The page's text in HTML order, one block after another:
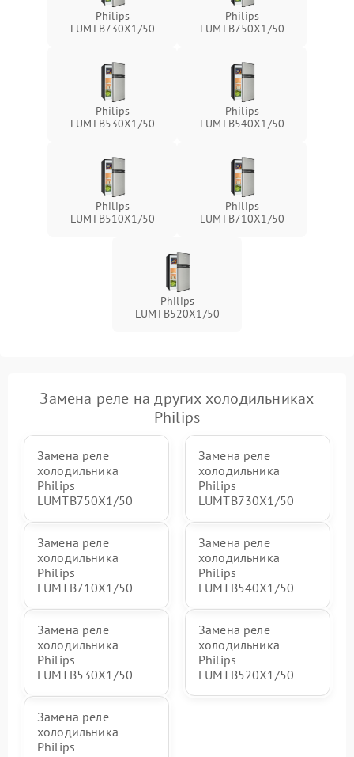
Philips
LUMTB730X1/50
Philips
LUMTB750X1/50
Philips
LUMTB530X1/50
Philips
LUMTB540X1/50
Philips
LUMTB510X1/50
Philips
LUMTB710X1/50
Philips
LUMTB520X1/50
Замена реле на других холодильниках
Philips
Замена реле
холодильника
Philips
LUMTB750X1/50
Замена реле
холодильника
Philips
LUMTB730X1/50
Замена реле
холодильника
Philips
LUMTB710X1/50
Замена реле
холодильника
Philips
LUMTB540X1/50
Замена реле
холодильника
Philips
LUMTB530X1/50
Замена реле
холодильника
Philips
LUMTB520X1/50
Замена реле
холодильника
Philips